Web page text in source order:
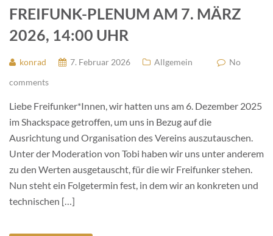
FREIFUNK-PLENUM AM 7. MÄRZ
2026, 14:00 UHR
konrad 7. Februar 2026 Allgemein
No
comments
Liebe Freifunker*Innen, wir hatten uns am 6. Dezember 2025
im Shackspace getroffen, um uns in Bezug auf die
Ausrichtung und Organisation des Vereins auszutauschen.
Unter der Moderation von Tobi haben wir uns unter anderem
zu den Werten ausgetauscht, für die wir Freifunker stehen.
Nun steht ein Folgetermin fest, in dem wir an konkreten und
technischen […]